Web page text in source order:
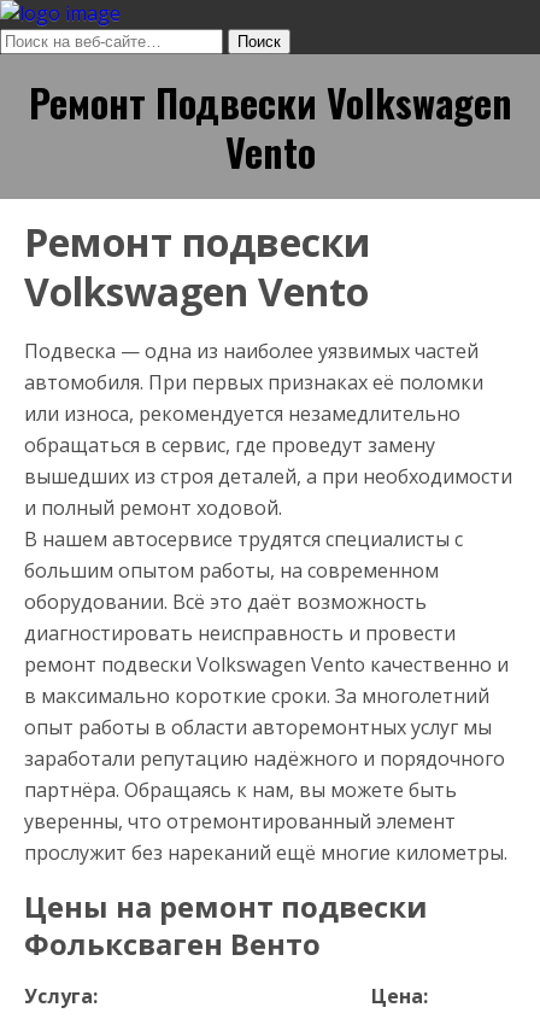
Ремонт Подвески Volkswagen
Vento
Ремонт подвески
Volkswagen Vento
Подвеска — одна из наиболее уязвимых частей
автомобиля. При первых признаках её поломки
или износа, рекомендуется незамедлительно
обращаться в сервис, где проведут замену
вышедших из строя деталей, а при необходимости
и полный ремонт ходовой.
В нашем автосервисе трудятся специалисты с
большим опытом работы, на современном
оборудовании. Всё это даёт возможность
диагностировать неисправность и провести
ремонт подвески Volkswagen Vento качественно и
в максимально короткие сроки. За многолетний
опыт работы в области авторемонтных услуг мы
заработали репутацию надёжного и порядочного
партнёра. Обращаясь к нам, вы можете быть
уверенны, что отремонтированный элемент
прослужит без нареканий ещё многие километры.
Цены на ремонт подвески
Фольксваген Венто
Услуга:
Цена: